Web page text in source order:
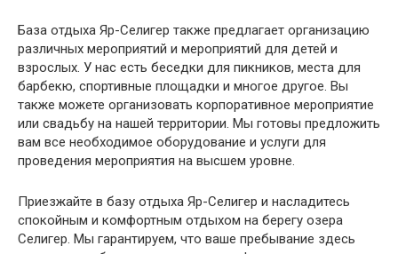
База отдыха Яр-Селигер также предлагает организацию
различных мероприятий и мероприятий для детей и
взрослых. У нас есть беседки для пикников, места для
барбекю, спортивные площадки и многое другое. Вы
также можете организовать корпоративное мероприятие
или свадьбу на нашей территории. Мы готовы предложить
вам все необходимое оборудование и услуги для
проведения мероприятия на высшем уровне.
Приезжайте в базу отдыха Яр-Селигер и насладитесь
спокойным и комфортным отдыхом на берегу озера
Селигер. Мы гарантируем, что ваше пребывание здесь